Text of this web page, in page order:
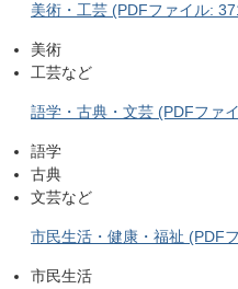
美術・工芸 (PDFファイル:
美術
工芸など
語学・古典・文芸 (PDFファ
語学
古典
文芸など
市民生活・健康・福祉 (PDF
市民生活